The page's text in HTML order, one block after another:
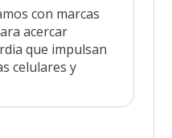
con marcas
acercar
que impulsan
celulares y